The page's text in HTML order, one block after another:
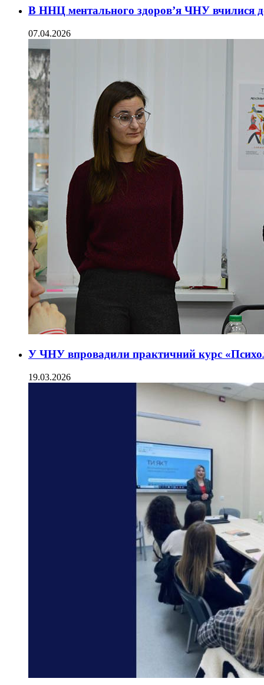
В ННЦ ментального здоров’я ЧНУ вчилися
07.04.2026
У ЧНУ впровадили практичний курс
19.03.2026